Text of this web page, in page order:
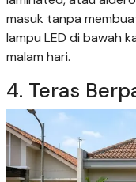
masuk tanpa
lampu LED di bawah
malam hari.
4. Teras